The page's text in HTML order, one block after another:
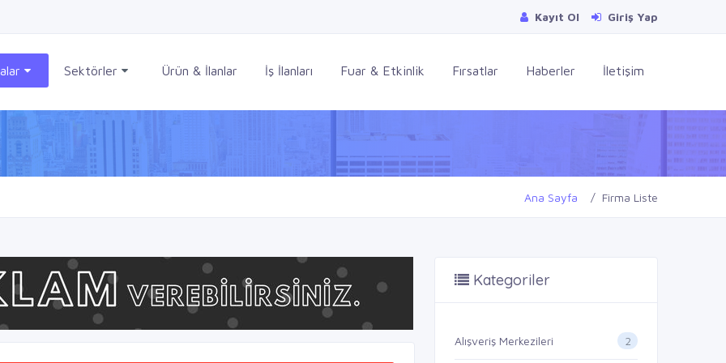
Kayıt Ol Giriş Yap
Sektörler Ürün & İlanlar İş İlanları Fuar & Etkinlik Fırsatlar Haberler İletişim
Ana Sayfa Firma Liste
Kategoriler
Alışveriş Merkezileri 2